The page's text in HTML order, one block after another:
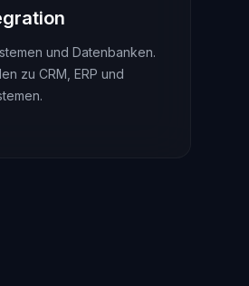
und Datenbanken.
zu CRM, ERP und